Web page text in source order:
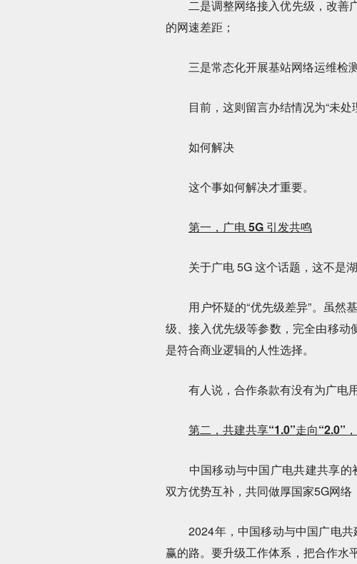
二是调整网络接入优先级，改善
的网速差距；
三是常态化开展基站网络运维检测
目前，这则留言办结情况为“未处理
如何解决
这个事如何解决才重要。
第一，广电 5G 引发共鸣
关于广电 5G 这个话题，这不是湖
用户怀疑的“优先级差异”。虽然
级、接入优先级等参数，完全由移动
是符合商业逻辑的人性选择。
有人说，合作条款有没有为广电用
第二， 共建共享“1.0”走向“2.0”
中国移动与中国广电共建共享的初
双方优势互补，共同做厚国家5G网络
2024年，中国移动与中国广电共
赢的路。要升级工作体系，把合作水